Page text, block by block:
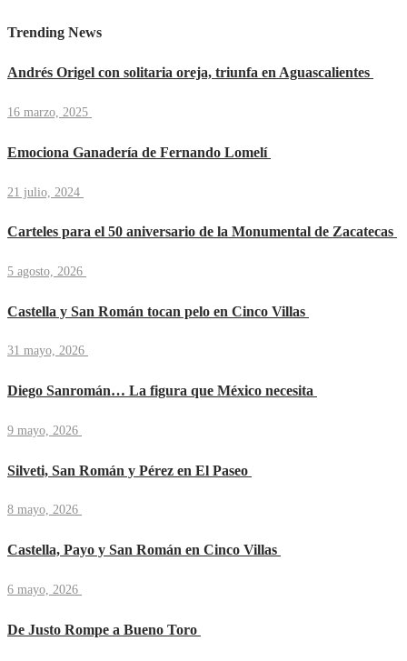
Trending News
Andrés Origel con solitaria oreja, triunfa en Aguascalientes
16 marzo, 2025
Emociona Ganadería de Fernando Lomelí
21 julio, 2024
Carteles para el 50 aniversario de la Monumental de Zacatecas
5 agosto, 2026
Castella y San Román tocan pelo en Cinco Villas
31 mayo, 2026
Diego Sanromán… La figura que México necesita
9 mayo, 2026
Silveti, San Román y Pérez en El Paseo
8 mayo, 2026
Castella, Payo y San Román en Cinco Villas
6 mayo, 2026
De Justo Rompe a Bueno Toro